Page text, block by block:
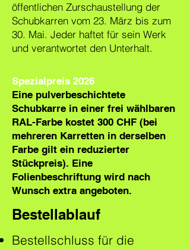
öffentlichen Zurschaustellung der
Schubkarren vom 23. März bis zum
30. Mai. Jeder haftet für sein Werk
und verantwortet den Unterhalt.
Spezialpreis 2026
Eine pulverbeschichtete
Schubkarre in einer frei wählbaren
RAL-Farbe kostet 300 CHF (bei
mehreren Karretten in derselben
Farbe gilt ein reduzierter
Stückpreis). Eine
Folienbeschriftung wird nach
Wunsch extra angeboten.
Bestellablauf
Bestellschluss für die